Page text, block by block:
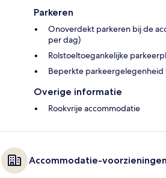
Parkeren
Onoverdekt parkeren bij de
per dag)
Rolstoeltoegankelijke
Beperkte parkeergelegenheid
Overige informatie
Rookvrije accommodatie
Accommodatie-voorzieningen